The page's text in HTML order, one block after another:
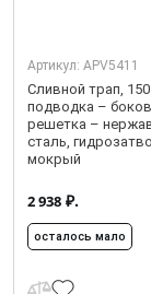
Артикул: APV5411
Сливной трап,
подводка –
решетка –
сталь,
мокрый
2 938 ₽.
осталось мало